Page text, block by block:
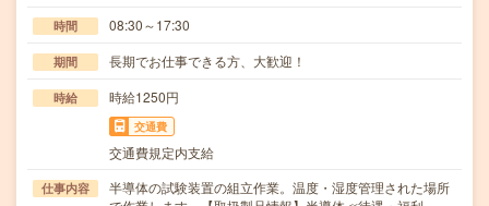
時間 08:30～17:30
期間 長期でお仕事できる方、大歓迎！
時給 時給1250円
交通費
交通費規定内支給
仕事内容
半導体の試験装置の組立作業。温度・湿度管理された場所